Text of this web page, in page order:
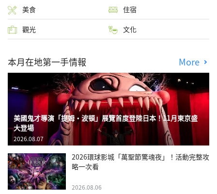
美食 住宿
觀光 文化
本月在地第一手情報 More
美國鬼才導演「提姆・波頓」展覽首度登陸日本！11月東京盛
大登場
2026.08.07
2026環球影城「萬聖節驚魂夜」！活動完整攻
略一次看
2026.08.06